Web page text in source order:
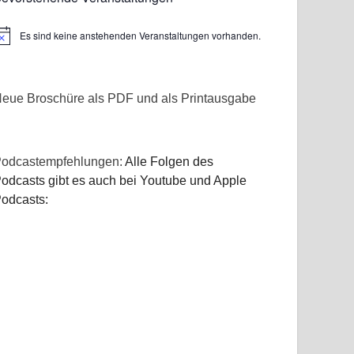
Es sind keine anstehenden Veranstaltungen vorhanden.
Broschüre als PDF und als Printausgabe
Alle Folgen des
gibt es auch bei Youtube und Apple